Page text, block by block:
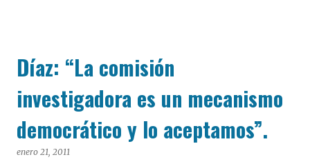
locales y potenciar la interacción de los lectores con
Díaz: “La comisión
investigadora es un mecanismo
democrático y lo aceptamos”.
enero 21, 2011